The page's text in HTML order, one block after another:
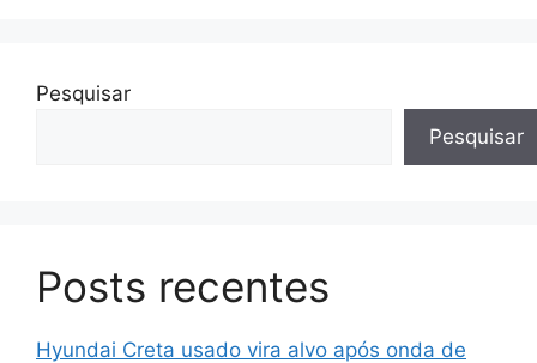
Pesquisar
Pesquisar
Posts recentes
Hyundai Creta usado vira alvo após onda de